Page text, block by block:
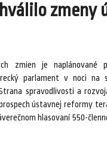
zmeny
zmien je naplánované
parlament v noci
spravodlivosti a
ústavnej reformy
hlasovaní 550-